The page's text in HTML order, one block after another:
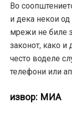
Во
и дека некои од
мрежи не биле
законот, како и
често воделе
телефони или
извор: МИА